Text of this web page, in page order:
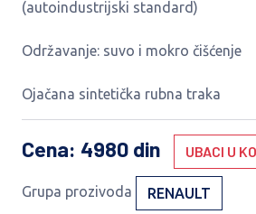
(autoindustrijski standard)
Održavanje: suvo i mokro čišćenje
Ojačana sintetička rubna traka
Cena: 4980 din UBACI U
Grupa prozivoda RENAULT